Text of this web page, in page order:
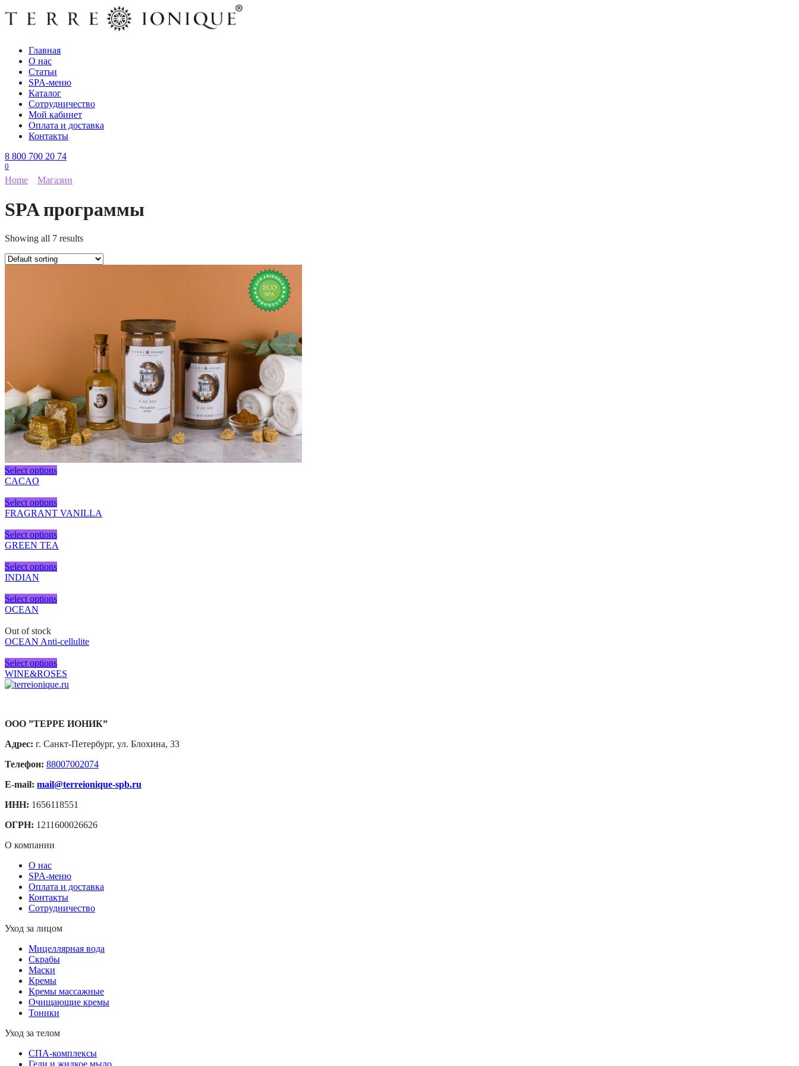
Перейти
Главная
О нас
Статьи
SPA-меню
Каталог
Сотрудничество
Мой кабинет
Оплата и доставка
Контакты
8 800 700 20 74
0
Home Магазин
SPA программы
Showing all 7 results
Select options
CACAO
Select options
FRAGRANT VANILLA
Select options
GREEN TEA
Select options
INDIAN
Select options
OCEAN
Out of stock
OCEAN Anti-cellulite
Select options
WINE&ROSES
ООО ”ТЕРРЕ ИОНИК”
Адрес: г. Санкт-Петербург, ул. Блохина, 33
Телефон: 88007002074
E-mail: mail@terreionique-spb.ru
ИНН: 1656118551
ОГРН: 1211600026626
О компании
О нас
SPA-меню
Оплата и доставка
Контакты
Сотрудничество
Уход за лицом
Мицеллярная вода
Скрабы
Маски
Кремы
Кремы массажные
Очищающие кремы
Тоники
Уход за телом
СПА-комплексы
Гели и жидкое мыло